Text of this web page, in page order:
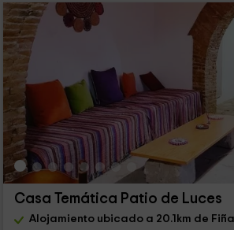
Casa Temática Patio de Luces
Alojamiento ubicado a 20.1km de